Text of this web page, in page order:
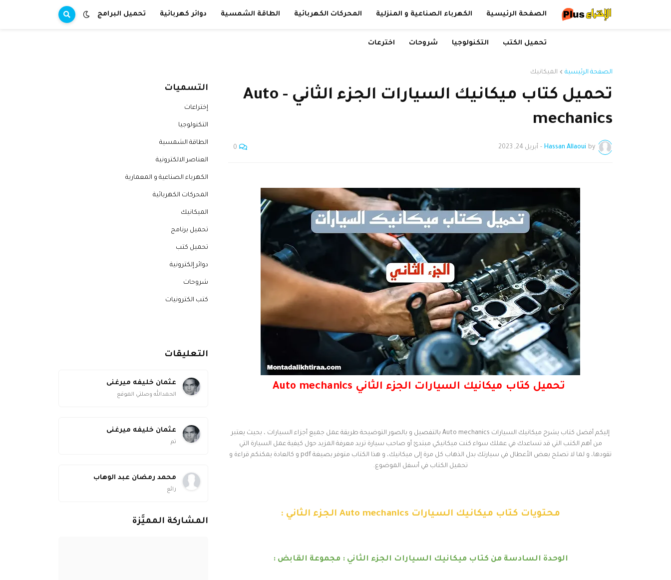
الصفحة الرئيسية الكهرباء الصناعية و المنزلية المحركات الكهربائية الطاقة الشمسية دوائر كهربائية تحميل البرامج
تحميل الكتب التكنولوجيا شروحات اخترعات
الصفحة الرئيسية الميكانيك
تحميل كتاب ميكانيك السيارات الجزء الثاني - Auto
mechanics
by
Hassan Allaoui
- أبريل 24, 2023 0
تحميل كتاب ميكانيك السيارات الجزء الثاني Auto mechanics
إليكم أفضل كتاب يشرح ميكانيك السيارات Auto mechanics بالتفصيل و بالصور التوضيحة طريقة عمل جميع أجزاء السيارات ، بحيث يعتبر
من أهم الكتب التي قد تساعدك في عملك سواء كنت ميكانيكي مبتدئ أو صاحب سيارة تريد معرفة المزيد حول كيفية عمل السيارة التي
تقودها، و لما لا تصلح بعض الأعطال في سيارتك بدل الذهاب كل مرة إلى ميكانيك، و هذا الكتاب متوفر بصيغة pdf و كالعادة يمكنكم قراءة و
تحميل الكتاب في أسفل الموضوع.
محتويات كتاب ميكانيك السيارات Auto mechanics الجزء الثاني :
الوحدة السادسة من كتاب ميكانيك السيارات الجزء الثاني : مجموعة القابض :
التسميات
إختراعات
التكنولوجيا
الطاقة الشمسية
العناصر الالكترونية
الكهرباء الصناعية و المعمارية
المحركات الكهربائية
الميكانيك
تحميل برنامج
تحميل كتب
دوائر إلكترونية
شروحات
كتب الكترونيات
التعليقات
عثمان خليفه ميرغنى
الحمدالله وصلتي الموقع
عثمان خليفه ميرغنى
تم
محمد رمضان عبد الوهاب
رائع
المشاركة المميَّزة